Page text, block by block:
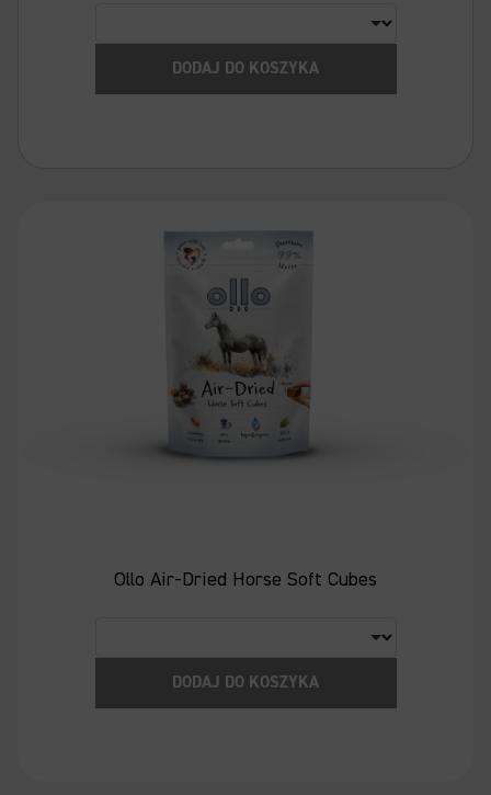
DODAJ DO KOSZYKA
Ollo Air-Dried Horse Soft Cubes
DODAJ DO KOSZYKA